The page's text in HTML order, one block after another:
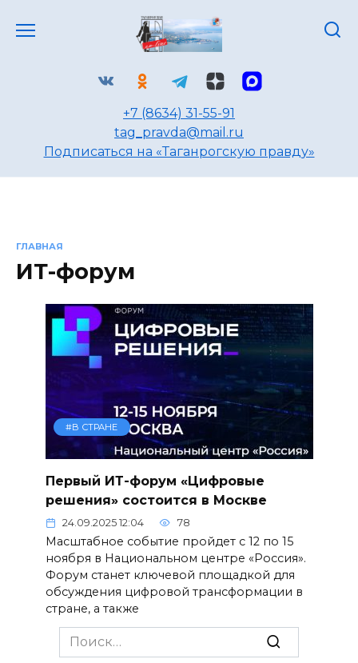
+7 (8634) 31-55-91
tag_pravda@mail.ru
Подписаться на «Таганрогскую правду»
ГЛАВНАЯ
ИТ-форум
#В СТРАНЕ
Первый ИТ-форум «Цифровые
решения» состоится в Москве
24.09.2025 12:04 78
Масштабное событие пройдет с 12 по 15
ноября в Национальном центре «Россия».
Форум станет ключевой площадкой для
обсуждения цифровой трансформации в
стране, а также
Search
for: